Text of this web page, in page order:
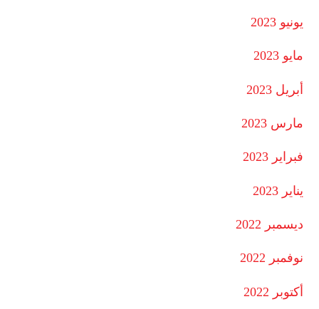
يونيو 2023
مايو 2023
أبريل 2023
مارس 2023
فبراير 2023
يناير 2023
ديسمبر 2022
نوفمبر 2022
أكتوبر 2022